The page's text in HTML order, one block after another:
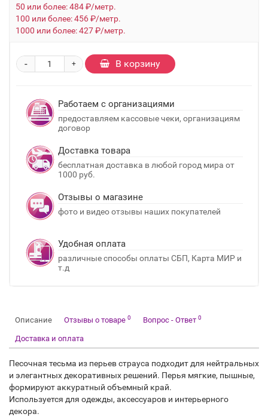
50 или более: 484 ₽/метр.
100 или более: 456 ₽/метр.
1000 или более: 427 ₽/метр.
+
- В корзину
Работаем с организациями
предоставляем кассовые чеки, организациям
договор
Доставка товара
бесплатная доставка в любой город мира от
1000 руб.
Отзывы о магазине
фото и видео отзывы наших покупателей
Удобная оплата
различные способы оплаты СБП, Карта МИР и
т.д
Описание Отзывы о товаре 0 Вопрос - Ответ 0
Доставка и оплата
Песочная тесьма из перьев страуса подходит для нейтральных
и элегантных декоративных решений. Перья мягкие, пышные,
формируют аккуратный объемный край.
Используется для одежды, аксессуаров и интерьерного
декора.